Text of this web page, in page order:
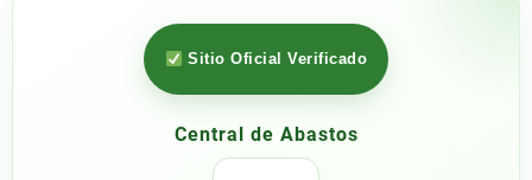
Sitio Oficial Verificado
Central de Abastos